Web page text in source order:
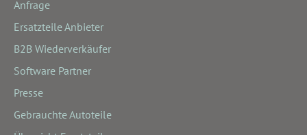
Anfrage
Ersatzteile Anbieter
B2B Wiederverkäufer
Software Partner
Presse
Gebrauchte Autoteile